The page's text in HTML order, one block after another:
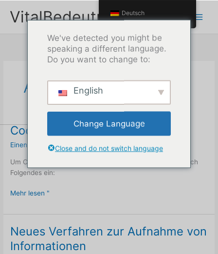
InhaltVitalBedeutung
Anleitungen
Cooler Google-Chrome-Trick
Einen Kommentar hinterlassen / Anleitungen
Um Chrome zurückzusetzen und neu zu starten, gib einfach
Folgendes ein:
Cooler
Chrome-
Trick
Mehr lesen "
Neues Verfahren zur Aufnahme von
Informationen
Deutsch
We've detected you might be
speaking a different language.
Do you want to change to:
English
Change Language
Close and do not switch language